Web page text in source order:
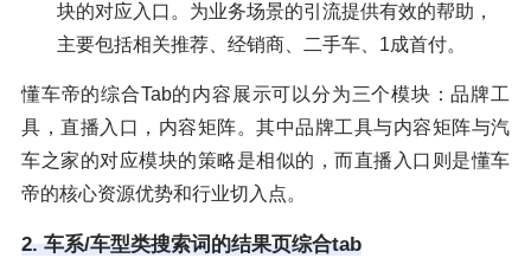
块的对应入口。为业务场景的引流提供有效的帮助，
主要包括相关推荐、经销商、二手车、1成首付。
懂车帝的综合Tab的内容展示可以分为三个模块：品牌工
具，直播入口，内容矩阵。其中品牌工具与内容矩阵与汽
车之家的对应模块的策略是相似的，而直播入口则是懂车
帝的核心资源优势和行业切入点。
2. 车系/车型类搜索词的结果页综合tab